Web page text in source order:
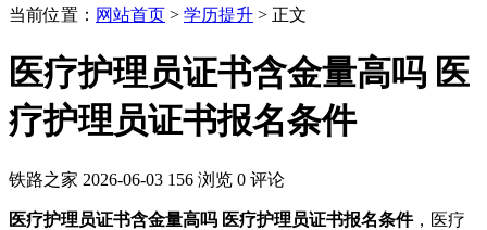
当前位置： 网站首页 > 学历提升 > 正文
医疗护理员证书含金量高吗 医
疗护理员证书报名条件
铁路之家 2026-06-03 156 浏览 0 评论
医疗护理员证书含金量高吗 医疗护理员证书报名条件，医疗